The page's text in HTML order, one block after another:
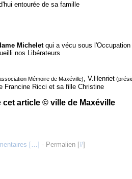
entourée de sa famille
Micheletqui a vécu sous l'Occupation
nos Libérateurs
Mémoire de Maxéville), V.Henriet
Francine Ricci et sa fille Christine
article © ville de Maxéville
[…] - Permalien [#]